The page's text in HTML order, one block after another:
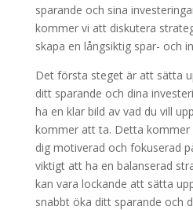
sparande och sina
kommer vi att diskutera
skapa en långsiktig spar- och
Det första steget är att sätta
ditt sparande och dina
ha en klar bild av vad du vill
kommer att ta. Detta kommer
dig motiverad och fokuserad
viktigt att ha en balanserad
kan vara lockande att sätta
snabbt öka ditt sparande och